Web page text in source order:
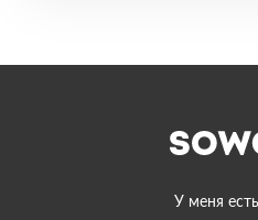
У меня